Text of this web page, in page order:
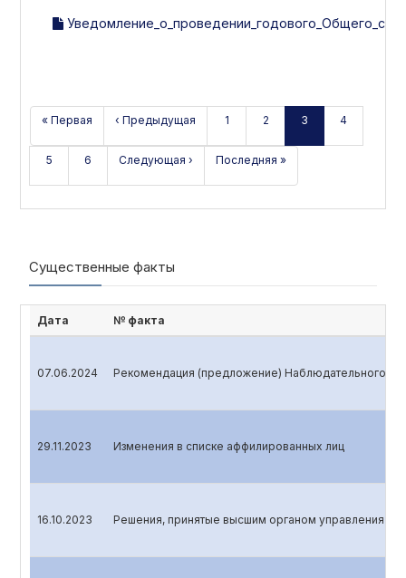
« Первая ‹ Предыдущая 1 2 3 4
5 6 Следующая › Последняя »
Существенные факты
Дата № факта
07.06.2024 Рекомендация (предложение) Наблюдательного
29.11.2023 Изменения в списке аффилированных лиц
16.10.2023 Решения, принятые высшим органом управления